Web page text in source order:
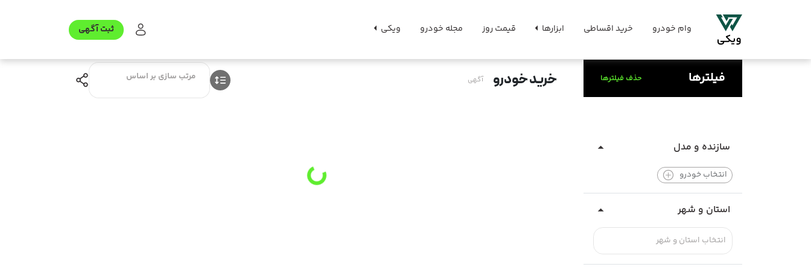
وام خودرو خرید اقساطی ابزارها قیمت روز مجله خودرو ویکی ثبت آگهی
فیلترها حذف فیلترها
سازنده و مدل
انتخاب خودرو
استان و شهر
انتخاب استان و شهر
خرید خودرو آگهی مرتب سازی بر اساس
g
.